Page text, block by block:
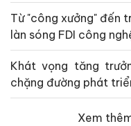
Từ "công xưởng" đến
làn sóng FDI công
Khát vọng tăng
chặng đường phát
Xem